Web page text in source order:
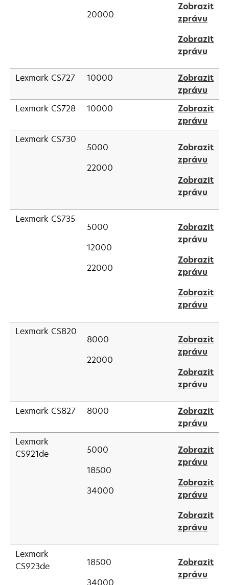
20000
a
new
tab
Zobrazit
zprávu
a
new
tab
Zobrazit
zprávu
a
tab
Lexmark CS727 10000
Zobrazit
zprávu
in
a
new
Lexmark CS728 10000
Zobrazit
zprávu
in
a
Lexmark CS730
5000
22000
Zobrazit
zprávu
a
new
tab
Zobrazit
zprávu
new
tab
Lexmark CS735
5000
12000
22000
Zobrazit
zprávu
a
new
tab
Zobrazit
zprávu
a
new
tab
Zobrazit
zprávu
new
tab
Lexmark CS820
8000
22000
Zobrazit
zprávu
a
new
tab
Zobrazit
zprávu
a
tab
Lexmark CS827 8000
Zobrazit
zprávu
in
a
Lexmark
CS921de
5000
18500
34000
Zobrazit
zprávu
a
new
tab
Zobrazit
zprávu
a
new
tab
Zobrazit
zprávu
new
tab
Lexmark
CS923de
18500
34000
Zobrazit
zprávu